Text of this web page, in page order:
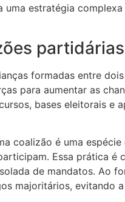
uma estratégia
partidárias
formadas entre
para aumentar as
bases eleitorais e
coalizão é uma
Essa prática é
de mandatos. Ao
majoritários, evitando